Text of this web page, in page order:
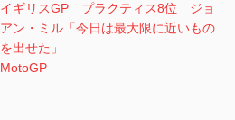
イギリスGP プラクティス8位 ジョ
アン・ミル「今日は最大限に近いもの
を出せた」
MotoGP